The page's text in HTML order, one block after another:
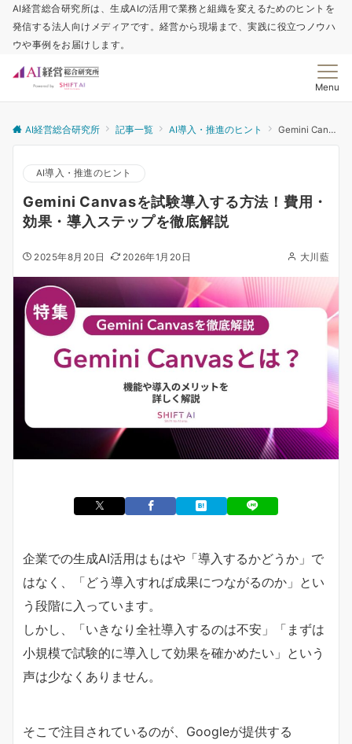
AI経営総合研究所は、生成AIの活用で業務と組織を変えるためのヒントを
発信する法人向けメディアです。経営から現場まで、実践に役立つノウハ
ウや事例をお届けします。
Menu
AI経営総合研究所 記事一覧 AI導入・推進のヒント Gemini Canvasを試験導入する方法！費用・効果・導入ステップを徹底解説
AI導入・推進のヒント
Gemini Canvasを試験導入する方法！費用・
効果・導入ステップを徹底解説
2025年8月20日 2026年1月20日 大川藍
企業での生成AI活用はもはや「導入するかどうか」で
はなく、「どう導入すれば成果につながるのか」とい
う段階に入っています。
しかし、「いきなり全社導入するのは不安」「まずは
小規模で試験的に導入して効果を確かめたい」という
声は少なくありません。
そこで注目されているのが、Googleが提供する